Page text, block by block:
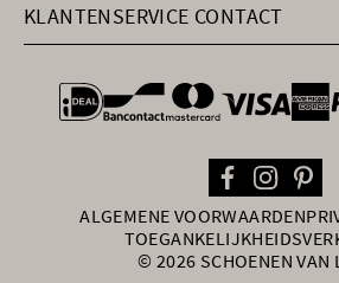
KLANTENSERVICE CONTACT
general.paymentOptions
ALGEMENE VOORWAARDEN
© 2026 SCHOENEN VAN